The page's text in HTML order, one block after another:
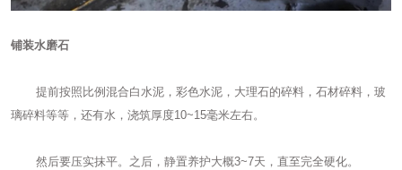
铺装水磨石
提前按照比例混合白水泥，彩色水泥，大理石的碎料，石材碎料，玻
璃碎料等等，还有水，浇筑厚度10~15毫米左右。
然后要压实抹平。之后，静置养护大概3~7天，直至完全硬化。